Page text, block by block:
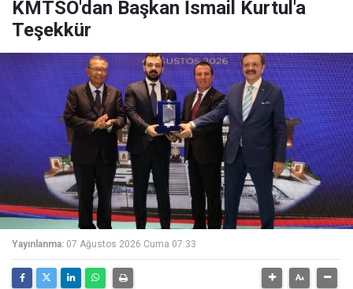
KMTSO'dan Başkan İsmail Kurtul'a
Teşekkür
Yayınlanma: 07 Ağustos 2026 Cuma 07:33